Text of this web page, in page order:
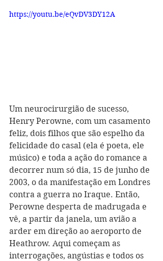
https://youtu.be/eQvDV3DY12A
Um neurocirurgião de sucesso,
Henry Perowne, com um casamento
feliz, dois filhos que são espelho da
felicidade do casal (ela é poeta, ele
músico) e toda a ação do romance a
decorrer num só dia, 15 de junho de
2003, o da manifestação em Londres
contra a guerra no Iraque. Então,
Perowne desperta de madrugada e
vê, a partir da janela, um avião a
arder em direção ao aeroporto de
Heathrow. Aqui começam as
interrogações, angústias e todos os